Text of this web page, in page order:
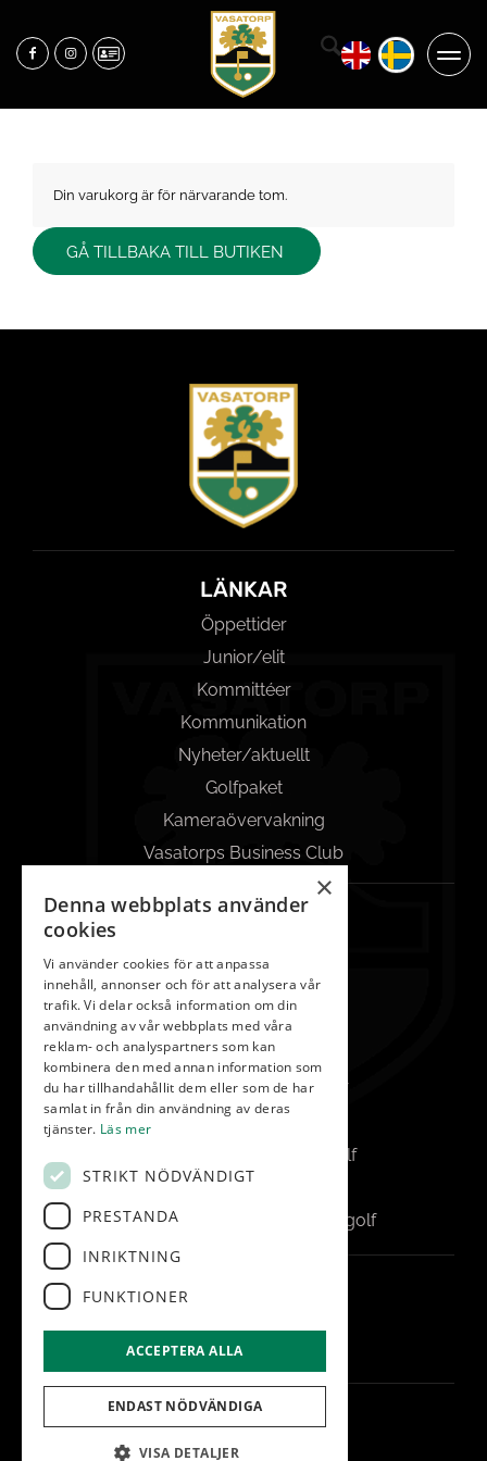
Din varukorg är för närvarande tom.
GÅ TILLBAKA TILL BUTIKEN
LÄNKAR
Öppettider
Junior/elit
Kommittéer
Kommunikation
Nyheter/aktuellt
Golfpaket
Kameraövervakning
Vasatorps Business Club
042-450 85 00
Reception
info@vasatorp.golf
Restaurang
restaurang@vasatorp.golf
Klubbchef
louise.friberg@vasatorp.golf
Banchef
pontus.albertsson@vasatorp.golf
Administration
×
Denna webbplats använder
cookies
Vi använder cookies för att anpassa
innehåll, annonser och för att analysera vår
trafik. Vi delar också information om din
användning av vår webbplats med våra
reklam- och analyspartners som kan
kombinera den med annan information som
du har tillhandahållit dem eller som de har
samlat in från din användning av deras
tjänster. Läs mer
STRIKT NÖDVÄNDIGT
PRESTANDA
INRIKTNING
FUNKTIONER
ACCEPTERA ALLA
ENDAST NÖDVÄNDIGA
VISA DETALJER